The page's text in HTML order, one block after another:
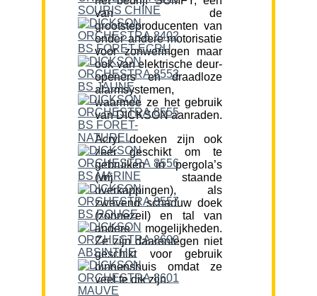
van de
grootsteproducenten van
onder andere motorisatie
voor zonweringen maar
ook van elektrische deur-
openers en draadloze
alarmsystemen,
waarmee ze het gebruik
van DICKSON aanraden.
Acryl doeken zijn ook
zeer geschikt om te
gebruiken in pergola’s
(vrij staande
overkappingen), als
zwevend schaduw doek
(zonnezeil) en tal van
andere mogelijkheden.
Ze zijn daarentegen niet
geschikt voor gebruik
binnenshuis omdat ze
veel te dik zijn.